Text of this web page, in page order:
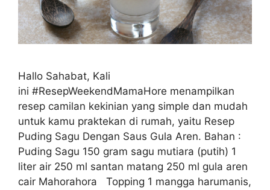
Hallo Sahabat, Kali
ini #ResepWeekendMamaHore menampilkan
resep camilan kekinian yang simple dan mudah
untuk kamu praktekan di rumah, yaitu Resep
Puding Sagu Dengan Saus Gula Aren. Bahan :
Puding Sagu 150 gram sagu mutiara (putih) 1
liter air 250 ml santan matang 250 ml gula aren
cair Mahorahora Topping 1 mangga harumanis,